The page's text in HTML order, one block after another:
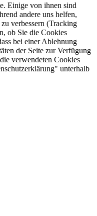
Einige von ihnen sind
andere uns helfen,
verbessern (Tracking
ob Sie die Cookies
bei einer Ablehnung
der Seite zur Verfügung
verwendeten Cookies
unterhalb